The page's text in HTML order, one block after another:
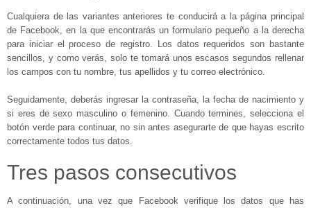
Cualquiera de las variantes anteriores te conducirá a la página principal
de Facebook, en la que encontrarás un formulario pequeño a la derecha
para iniciar el proceso de registro. Los datos requeridos son bastante
sencillos, y como verás, solo te tomará unos escasos segundos rellenar
los campos con tu nombre, tus apellidos y tu correo electrónico.
Seguidamente, deberás ingresar la contraseña, la fecha de nacimiento y
si eres de sexo masculino o femenino. Cuando termines, selecciona el
botón verde para continuar, no sin antes asegurarte de que hayas escrito
correctamente todos tus datos.
Tres pasos consecutivos
A continuación, una vez que Facebook verifique los datos que has